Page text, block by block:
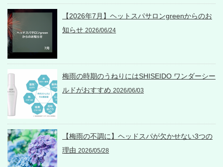
【2026年7月】ヘットスパサロンgreenからのお
知らせ 2026/06/24
梅雨の時期のうねりにはSHISEIDO ワンダーシー
ルドがおすすめ 2026/06/03
【梅雨の不調に】ヘッドスパが欠かせない3つの
理由 2026/05/28